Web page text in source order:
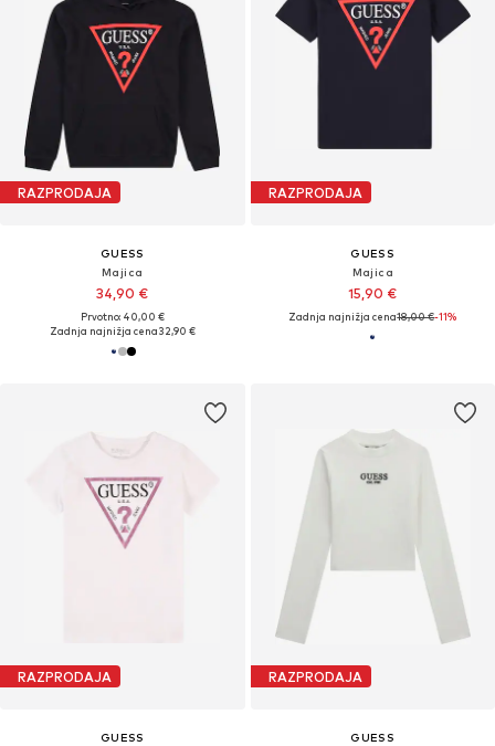
RAZPRODAJA
GUESS
Majica
34,90 €
Prvotno: 40,00 €
Zadnja najnižja cena32,90 €
RAZPRODAJA
GUESS
Majica
15,90 €
Zadnja najnižja cena18,00 €-11%
RAZPRODAJA
GUESS
RAZPRODAJA
GUESS